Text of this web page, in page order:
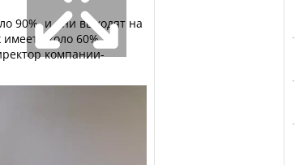
90%, и они выходят на
около 60%
компании-